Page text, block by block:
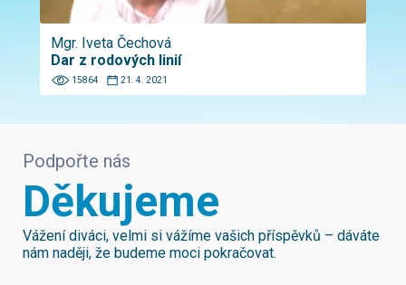
Mgr. Iveta Čechová
Dar z rodových linií
15864 21. 4. 2021
Podpořte nás
Děkujeme
Vážení diváci, velmi si vážíme vašich příspěvků – dáváte
nám naději, že budeme moci pokračovat.